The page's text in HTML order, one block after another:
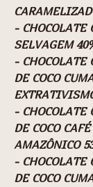
- CHOCOLATE
SELVAGEM
- CHOCOLATE
DE COCO
- CHOCOLATE
DE COCO
AMAZÔNICO
- CHOCOLATE
DE COCO